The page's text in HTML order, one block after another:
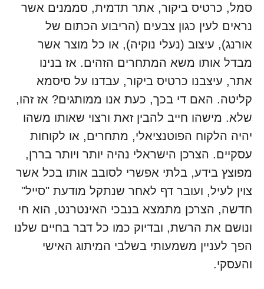
סמל, כרטיס ביקור, אתר תדמית, סממנים אשר
נראים לעין כגון צבעים (הריבוע הכתום של
אורנג), עיצוב (נעלי נוקיה), או כל מוצר אשר
מבדל אותו משא המתחרים הזהים. אז בנינו
אתר, עיצבנו כרטיס ביקור, עבדנו על סיסמא
קליטה. האם די בכך, כעת אנו ממותגים? אז זהו,
שלא. מישהו חייב להבין זאת ורצוי שאותו משהו
יהיה הלקוח הפוטנציאלי, מתחרים, או לקוחות
עסקיים. הצרכן הישראלי נהיה יותר ויותר בררן,
מפוצץ בידע, בלתי אפשרי לסובב אותו בכל אשר
צוין לעיל, ועובר דף לאחר שנתקל מודעת "סייל"
חדשה, הצרכן מתמצא בנבכי האינטרנט, הוא חי
ונושם את הרשת, ובדיוק כמו כל דבר בחיים שלנו
הפך לעניין משמעותי בשלבי המיתוג האישי
והעסקי.